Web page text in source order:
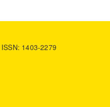
ISSN: 1403-2279